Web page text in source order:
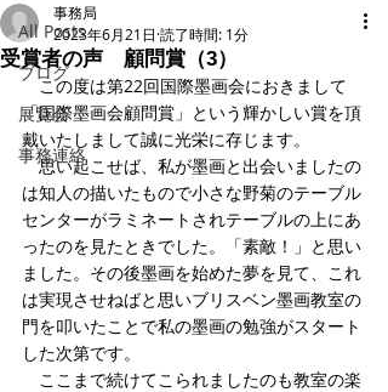
All Posts
ブログ
展覧会
事務連絡
受賞者の声 顧問賞（3）
事務局
2023年6月21日 読了時間: 1分
この度は第22回国際墨画会におきまして
「国際墨画会顧問賞」という輝かしい賞を頂
戴いたしまして誠に光栄に存じます。
思い起こせば、私が墨画と出会いましたの
は知人の描いたもので小さな野菊のテーブル
センターがラミネートされテーブルの上にあ
ったのを見たときでした。「素敵！」と思い
ました。その後墨画を始めた夢を見て、これ
は実現させねばと思いブリスベン墨画教室の
門を叩いたことで私の墨画の勉強がスタート
した次第です。
ここまで続けてこられましたのも教室の楽